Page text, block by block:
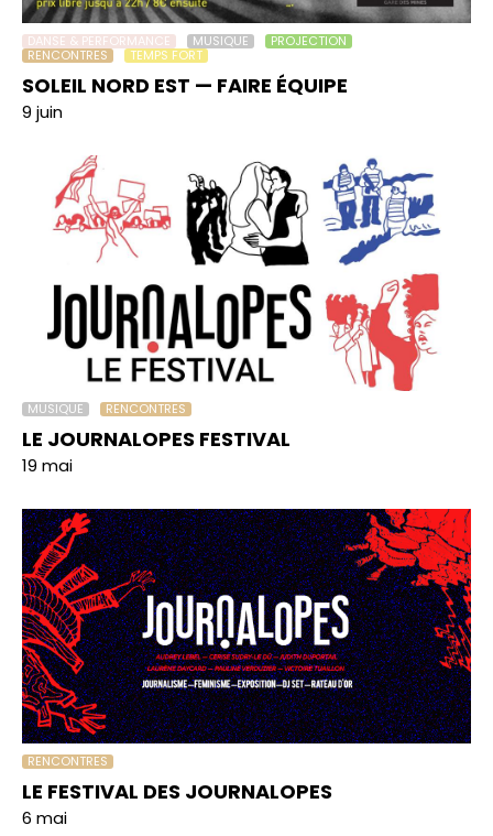
DANSE & PERFORMANCE MUSIQUE
PROJECTION
RENCONTRES
TEMPS FORT
SOLEIL NORD EST — FAIRE ÉQUIPE
9 juin
MUSIQUE RENCONTRES
LE JOURNALOPES FESTIVAL
19 mai
RENCONTRES
LE FESTIVAL DES JOURNALOPES
6 mai